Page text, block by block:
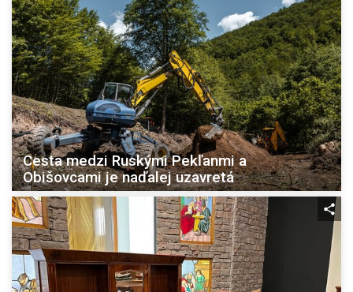
Cesta medzi Ruskými Pekľanmi a
Obišovcami je naďalej uzavretá